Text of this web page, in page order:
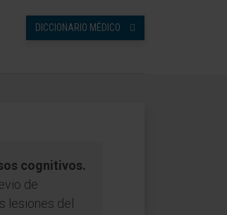
DICCIONARIO MÉDICO
cognitivos.
de
lesiones del